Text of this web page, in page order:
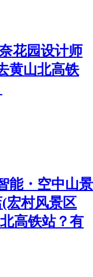
花园设计师
黄山北高铁
能・空中山景
宏村风景区
高铁站？有